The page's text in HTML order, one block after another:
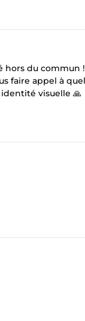
hors du commun
faire appel à
visuelle 🙏